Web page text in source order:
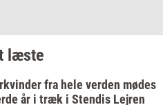
læste
fra hele verden mødes
år i træk i Stendis Lejren